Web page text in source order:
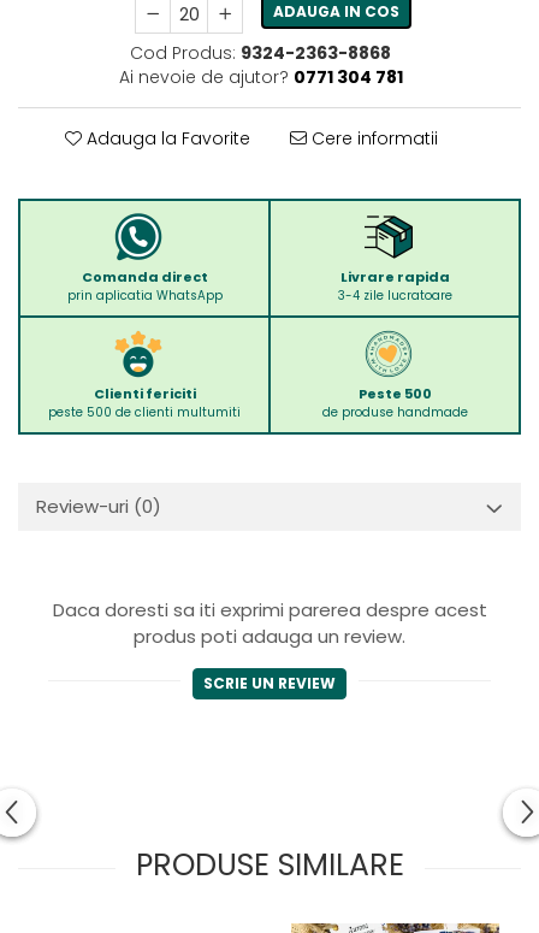
ADAUGA IN COS
Cod Produs: 9324-2363-8868
Ai nevoie de ajutor? 0771 304 781
Adauga la Favorite Cere informatii
Comanda direct
prin aplicatia WhatsApp
Livrare rapida
3-4 zile lucratoare
Clienti fericiti
peste 500 de clienti multumiti
Peste 500
de produse handmade
Review-uri (0)
Daca doresti sa iti exprimi parerea despre acest
produs poti adauga un review.
SCRIE UN REVIEW
PRODUSE SIMILARE